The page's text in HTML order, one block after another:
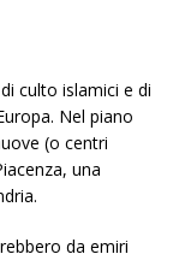
culto islamici e di
Nel piano
(o centri
una
da emiri